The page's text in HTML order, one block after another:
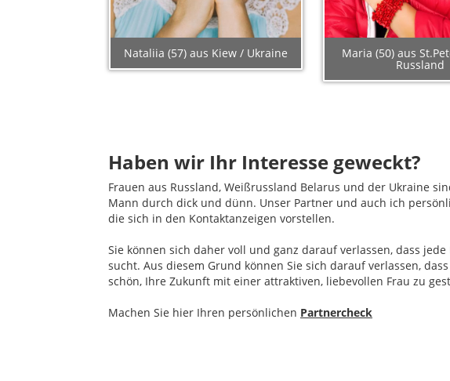
Nataliia (57) aus Kiew / Ukraine Maria (50) aus
Russland
Haben wir Ihr Interesse geweckt?
Frauen aus Russland, Weißrussland Belarus und der Ukraine
Mann durch dick und dünn. Unser Partner und auch ich
die sich in den Kontaktanzeigen vorstellen.
Sie können sich daher voll und ganz darauf verlassen, dass
sucht. Aus diesem Grund können Sie sich darauf verlassen,
schön, Ihre Zukunft mit einer attraktiven, liebevollen Frau zu
Machen Sie hier Ihren persönlichen Partnercheck